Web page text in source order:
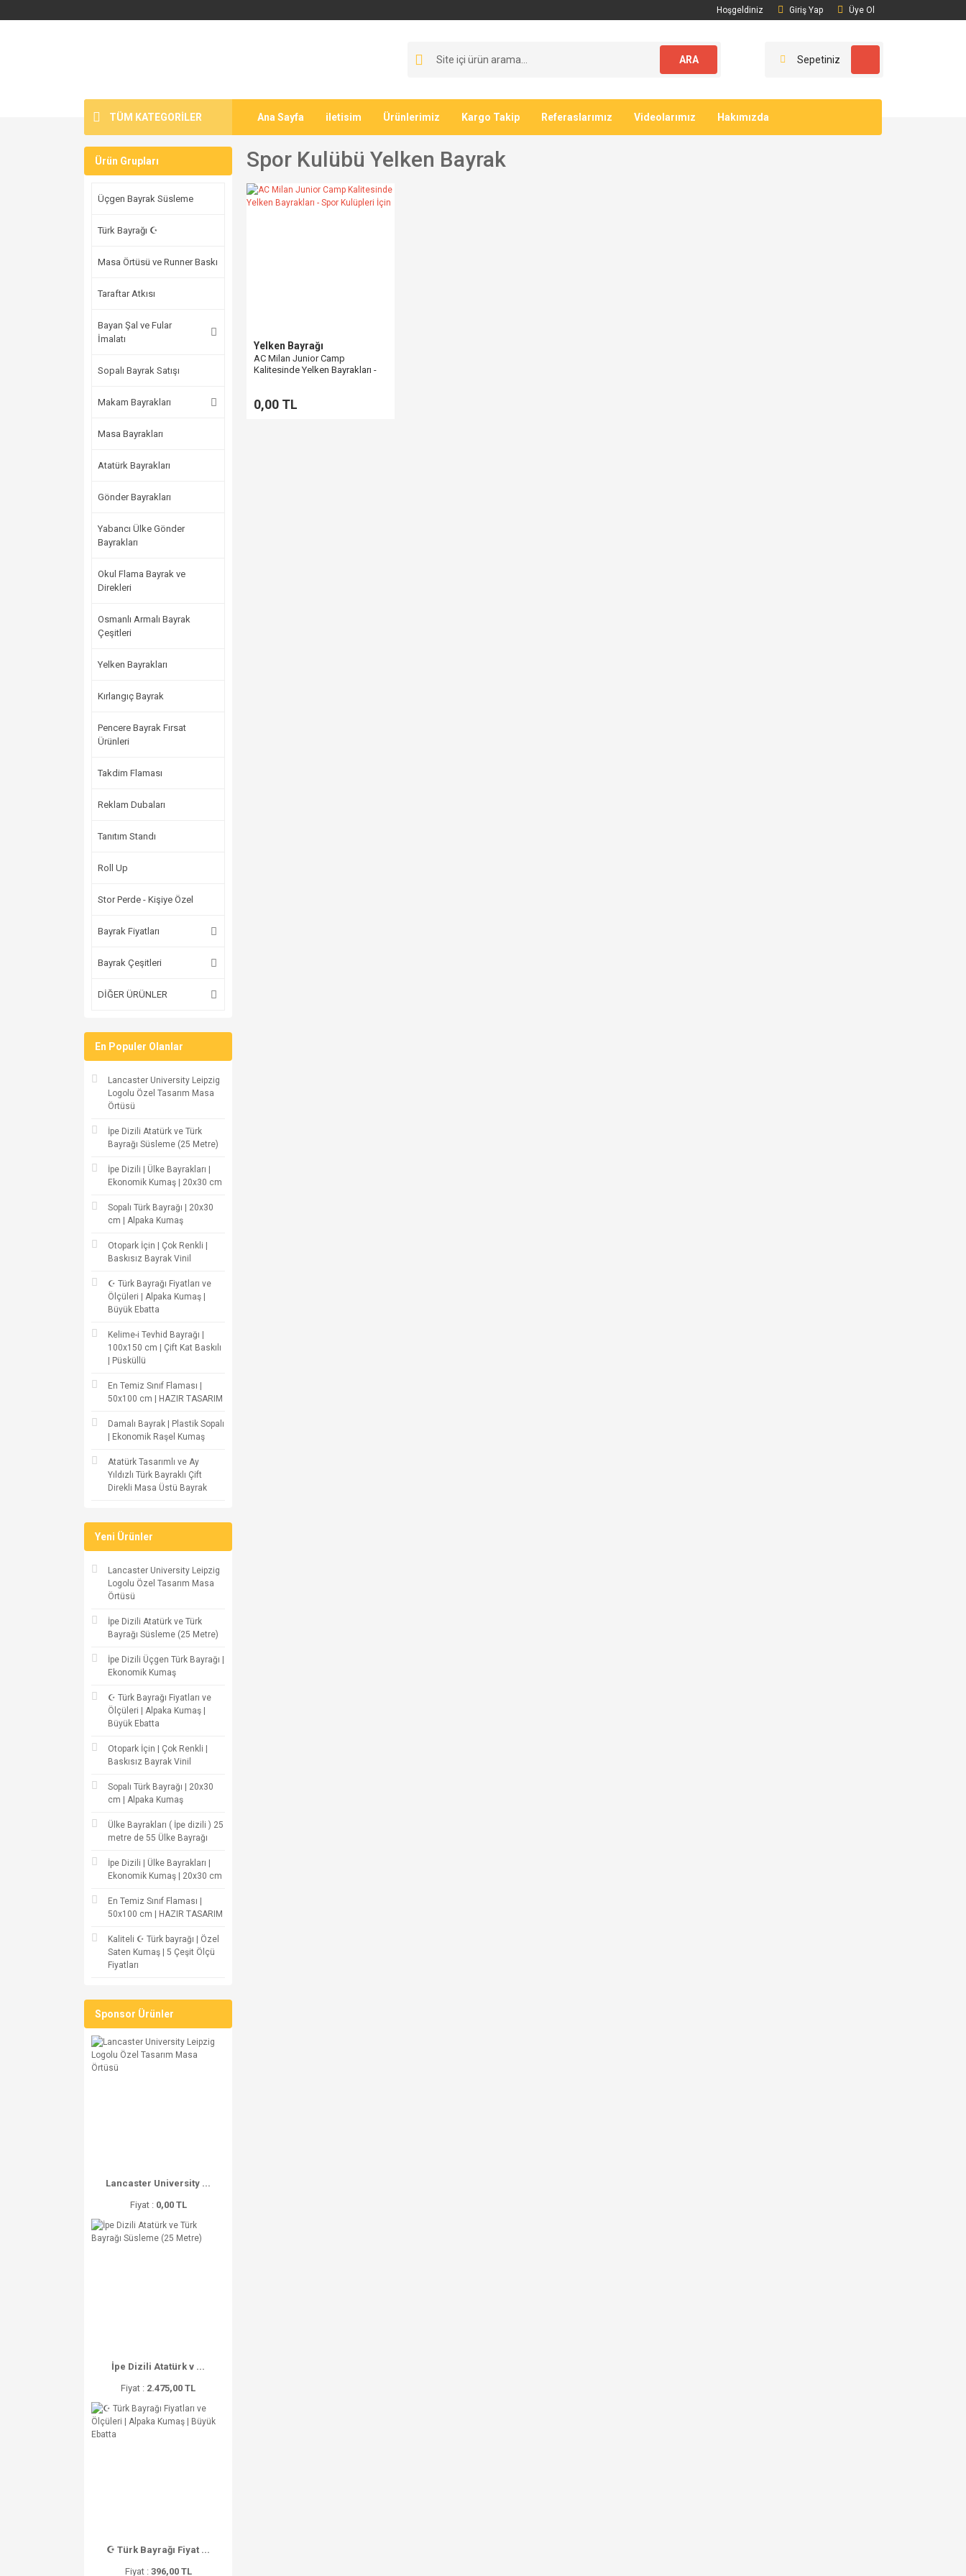
Hoşgeldiniz Giriş Yap Üye Ol
ARA Sepetiniz
TÜM KATEGORİLER Ana Sayfa iletisim Ürünlerimiz Kargo Takip Referaslarımız Videolarımız Hakımızda
Ürün Grupları
Üçgen Bayrak Süsleme
Türk Bayrağı ☪
Masa Örtüsü ve Runner Baskı
Taraftar Atkısı
Bayan Şal ve Fular
İmalatı
Sopalı Bayrak Satışı
Makam Bayrakları
Masa Bayrakları
Atatürk Bayrakları
Gönder Bayrakları
Yabancı Ülke Gönder
Bayrakları
Okul Flama Bayrak ve
Direkleri
Osmanlı Armalı Bayrak
Çeşitleri
Yelken Bayrakları
Kırlangıç Bayrak
Pencere Bayrak Fırsat
Ürünleri
Takdim Flaması
Reklam Dubaları
Tanıtım Standı
Roll Up
Stor Perde - Kişiye Özel
Bayrak Fiyatları
Bayrak Çeşitleri
DİĞER ÜRÜNLER
En Populer Olanlar
Lancaster University Leipzig
Logolu Özel Tasarım Masa
Örtüsü
İpe Dizili Atatürk ve Türk
Bayrağı Süsleme (25 Metre)
İpe Dizili | Ülke Bayrakları |
Ekonomik Kumaş | 20x30 cm
Sopalı Türk Bayrağı | 20x30
cm | Alpaka Kumaş
Otopark İçin | Çok Renkli |
Baskısız Bayrak Vinil
☪ Türk Bayrağı Fiyatları ve
Ölçüleri | Alpaka Kumaş |
Büyük Ebatta
Kelime-i Tevhid Bayrağı |
100x150 cm | Çift Kat Baskılı
| Püsküllü
En Temiz Sınıf Flaması |
50x100 cm | HAZIR TASARIM
Damalı Bayrak | Plastik Sopalı
| Ekonomik Raşel Kumaş
Atatürk Tasarımlı ve Ay
Yıldızlı Türk Bayraklı Çift
Direkli Masa Üstü Bayrak
Yeni Ürünler
Lancaster University Leipzig
Logolu Özel Tasarım Masa
Örtüsü
İpe Dizili Atatürk ve Türk
Bayrağı Süsleme (25 Metre)
İpe Dizili Üçgen Türk Bayrağı |
Ekonomik Kumaş
☪ Türk Bayrağı Fiyatları ve
Ölçüleri | Alpaka Kumaş |
Büyük Ebatta
Otopark İçin | Çok Renkli |
Baskısız Bayrak Vinil
Sopalı Türk Bayrağı | 20x30
cm | Alpaka Kumaş
Ülke Bayrakları ( İpe dizili ) 25
metre de 55 Ülke Bayrağı
İpe Dizili | Ülke Bayrakları |
Ekonomik Kumaş | 20x30 cm
En Temiz Sınıf Flaması |
50x100 cm | HAZIR TASARIM
Kaliteli ☪ Türk bayrağı | Özel
Saten Kumaş | 5 Çeşit Ölçü
Fiyatları
Sponsor Ürünler
Lancaster University ...
Fiyat : 0,00 TL
İpe Dizili Atatürk v ...
Fiyat : 2.475,00 TL
☪ Türk Bayrağı Fiyat ...
Fiyat : 396,00 TL
Spor Kulübü Yelken Bayrak
Yelken Bayrağı
AC Milan Junior Camp
Kalitesinde Yelken Bayrakları -
0,00 TL